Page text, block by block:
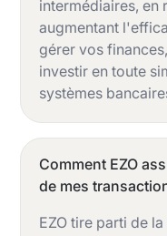
intermédiaires, en
augmentant
gérer vos
investir en toute
systèmes
Comment EZO
de mes
EZO tire parti de